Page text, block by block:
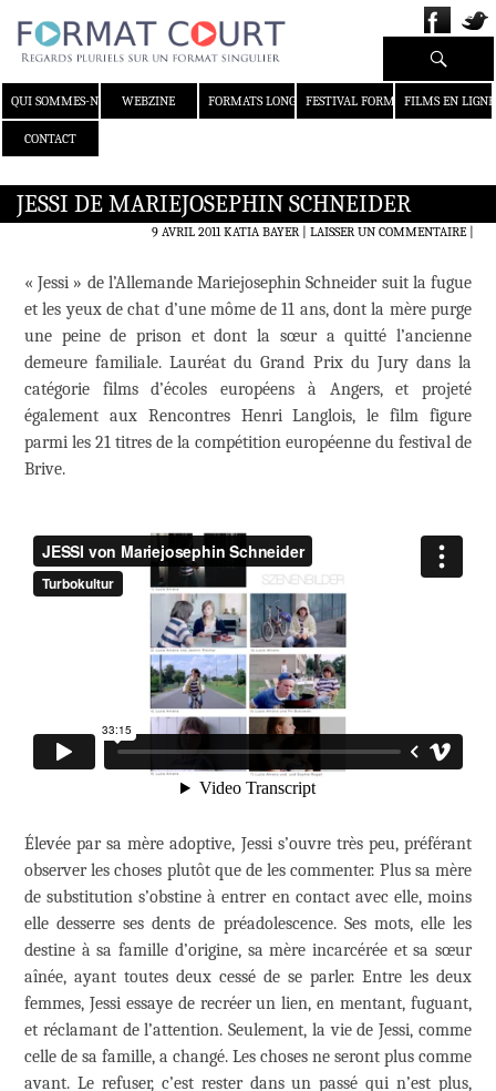
QUI SOMMES-NOUS ?WEBZINE FORMATS LONGS FESTIVAL FORMAT COURT
FILMS EN LIGNE
CONTACT
Recherche
JESSI DE MARIEJOSEPHIN SCHNEIDER
9 AVRIL 2011 KATIA BAYER LAISSER UN COMMENTAIRE|
« Jessi » de l’Allemande Mariejosephin Schneider suit la fugue
et les yeux de chat d’une môme de 11 ans, dont la mère purge
une peine de prison et dont la sœur a quitté l’ancienne
demeure familiale. Lauréat du Grand Prix du Jury dans la
catégorie films d’écoles européens à Angers, et projeté
également aux Rencontres Henri Langlois, le film figure
parmi les 21 titres de la compétition européenne du festival de
Brive.
Élevée par sa mère adoptive, Jessi s’ouvre très peu, préférant
observer les choses plutôt que de les commenter. Plus sa mère
de substitution s’obstine à entrer en contact avec elle, moins
elle desserre ses dents de préadolescence. Ses mots, elle les
destine à sa famille d’origine, sa mère incarcérée et sa sœur
aînée, ayant toutes deux cessé de se parler. Entre les deux
femmes, Jessi essaye de recréer un lien, en mentant, fuguant,
et réclamant de l’attention. Seulement, la vie de Jessi, comme
celle de sa famille, a changé. Les choses ne seront plus comme
avant. Le refuser, c’est rester dans un passé qui n’est plus,